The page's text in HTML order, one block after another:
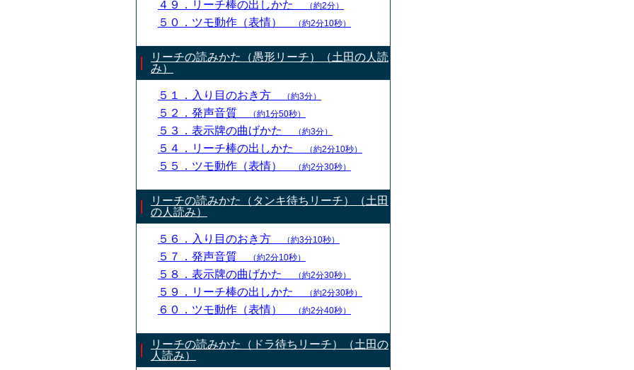
４９．リーチ棒の出しかた （約2分）
５０．ツモ動作（表情） （約2分10秒）
リーチの読みかた（愚形リーチ）（土田の人読
み）
５１．入り目のおき方 （約3分）
５２．発声音質 （約1分50秒）
５３．表示牌の曲げかた （約3分）
５４．リーチ棒の出しかた （約2分10秒）
５５．ツモ動作（表情） （約2分30秒）
リーチの読みかた（タンキ待ちリーチ）（土田
の人読み）
５６．入り目のおき方 （約3分10秒）
５７．発声音質 （約2分10秒）
５８．表示牌の曲げかた （約2分30秒）
５９．リーチ棒の出しかた （約2分30秒）
６０．ツモ動作（表情） （約2分40秒）
リーチの読みかた（ドラ待ちリーチ）（土田の
人読み）